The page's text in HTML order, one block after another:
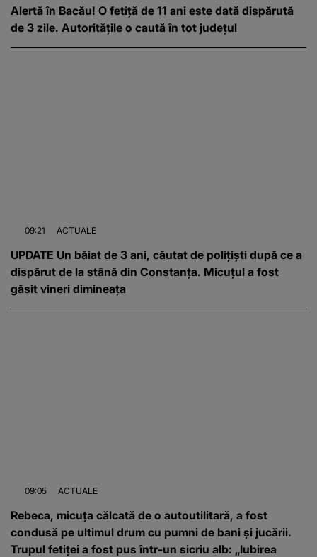
Alertă în Bacău! O fetiță de 11 ani este dată dispărută
de 3 zile. Autoritățile o caută în tot județul
09:21 ACTUALE
UPDATE Un băiat de 3 ani, căutat de polițiști după ce a
dispărut de la stână din Constanța. Micuțul a fost
găsit vineri dimineața
09:05 ACTUALE
Rebeca, micuța călcată de o autoutilitară, a fost
condusă pe ultimul drum cu pumni de bani și jucării.
Trupul fetiței a fost pus într-un sicriu alb: „Iubirea